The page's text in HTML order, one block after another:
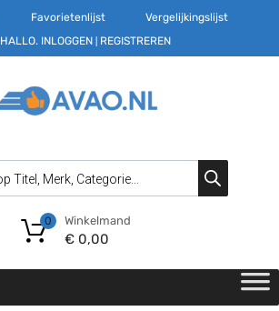
Favorietenlijst
Vergelijkingslijst
HALLO. INLOGGEN REGISTREREN
Winkelmand
€0,00
0